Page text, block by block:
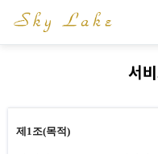
서
제1조(목적)